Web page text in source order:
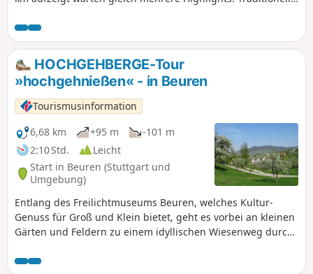
Historische Kulturdenkmäler wie die Burg Teck und die
Ruine Rauber und nicht zu vergessen: einzigartige
Aussichtspunkte und Felsvorsprünge mit Blick über das
Albvorland, die Kaiserberge und die Steilhänge des
Albtraufs.
HOCHGEHBERGE-Tour
»hochgehnießen« - in Beuren
Tourismusinformation
6,68 km
+95 m
-101 m
2:10 Std.
Leicht
Start in Beuren (Stuttgart und
Umgebung)
Entlang des Freilichtmuseums Beuren, welches Kultur-
Genuss für Groß und Klein bietet, geht es vorbei an kleinen
Gärten und Feldern zu einem idyllischen Wiesenweg durch
Blüten, im Sommer mit sattem Grün und im Herbst mit